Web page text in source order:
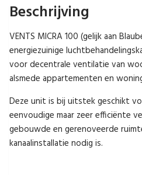
100
E1
Beschrijving
VENTS MICRA 100 (gelijk aan
energiezuinige
voor decentrale ventilatie van
alsmede appartementen en
Deze unit is bij uitstek geschikt
eenvoudige maar zeer efficiënte
gebouwde en gerenoveerde
kanaalinstallatie nodig is.